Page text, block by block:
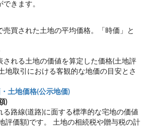
きます。
売買された土地の平均価格。「時価」と
される土地の価値を算定した価格(土地評
地取引における客観的な地価の目安とさ
土地価格(公示地価)
)
る路線(道路)に面する標準的な宅地の価値
評価額)です。 土地の相続税や贈与税の計